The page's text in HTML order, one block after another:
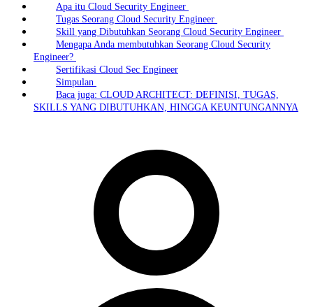
Apa itu Cloud Security Engineer
Tugas Seorang Cloud Security Engineer
Skill yang Dibutuhkan Seorang Cloud Security Engineer
Mengapa Anda membutuhkan Seorang Cloud Security
Engineer?
Sertifikasi Cloud Sec Engineer
Simpulan
Baca juga: CLOUD ARCHITECT: DEFINISI, TUGAS,
SKILLS YANG DIBUTUHKAN, HINGGA KEUNTUNGANNYA